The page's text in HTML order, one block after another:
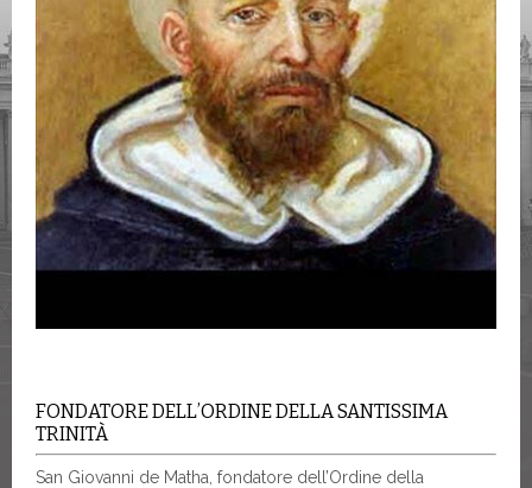
FONDATORE DELL’ORDINE DELLA SANTISSIMA
TRINITÀ
San Giovanni de Matha, fondatore dell’Ordine della